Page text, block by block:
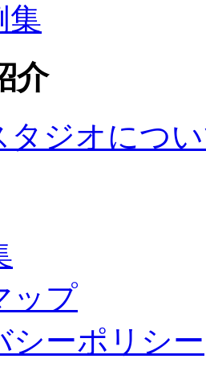
集
介
タジオにつ
ップ
シーポリシー